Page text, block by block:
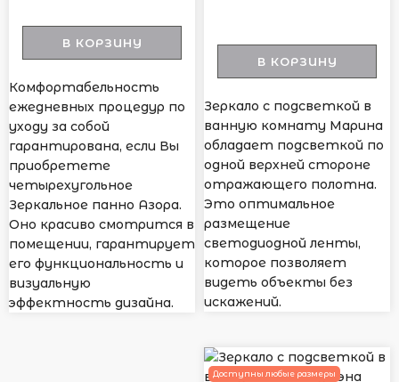
В КОРЗИНУ
Комфортабельность
ежедневных процедур по
уходу за собой
гарантирована, если Вы
приобретете
четырехугольное
Зеркальное панно Азора.
Оно красиво смотрится в
помещении, гарантирует
его функциональность и
визуальную
эффектность дизайна.
В КОРЗИНУ
Зеркало с подсветкой в
ванную комнату Марина
обладает подсветкой по
одной верхней стороне
отражающего полотна.
Это оптимальное
размещение
светодиодной ленты,
которое позволяет
видеть объекты без
искажений.
Доступны любые размеры